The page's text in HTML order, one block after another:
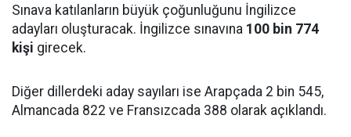
Sınava katılanların büyük çoğunluğunu İngilizce
adayları oluşturacak. İngilizce sınavına 100 bin 774
kişi girecek.
Diğer dillerdeki aday sayıları ise Arapçada 2 bin 545,
Almancada 822 ve Fransızcada 388 olarak açıklandı.